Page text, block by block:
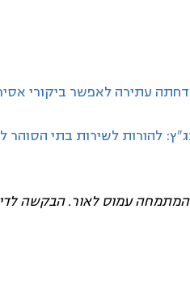
עתירה לאפשר ביקורי
להורות לשירות בתי הסוהר
עמוס לאור. הבקשה